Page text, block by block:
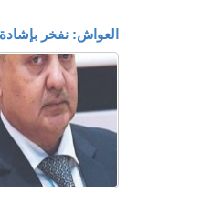
العواش: نفخر